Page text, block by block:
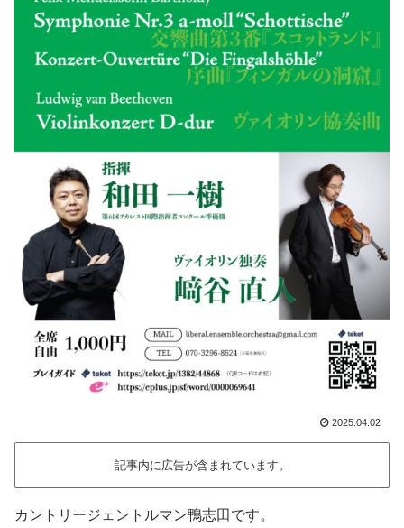
2025.04.02
記事内に広告が含まれています。
カントリージェントルマン鴨志田です。